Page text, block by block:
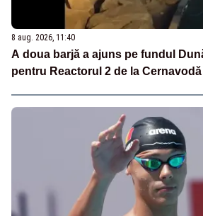
8 aug. 2026, 11:40
A doua barjă a ajuns pe fundul
pentru Reactorul 2 de la Cernavodă